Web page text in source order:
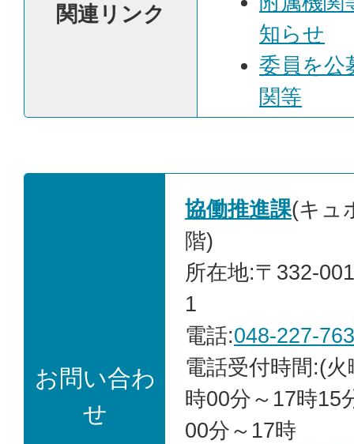
関連リンク
知らせ
委員を公
関等
お問い合わ
せ
協働推進課(キュ
階)
所在地:〒332-
1
電話:048-227-
電話受付時間:(
時00分～17時15
00分～17時